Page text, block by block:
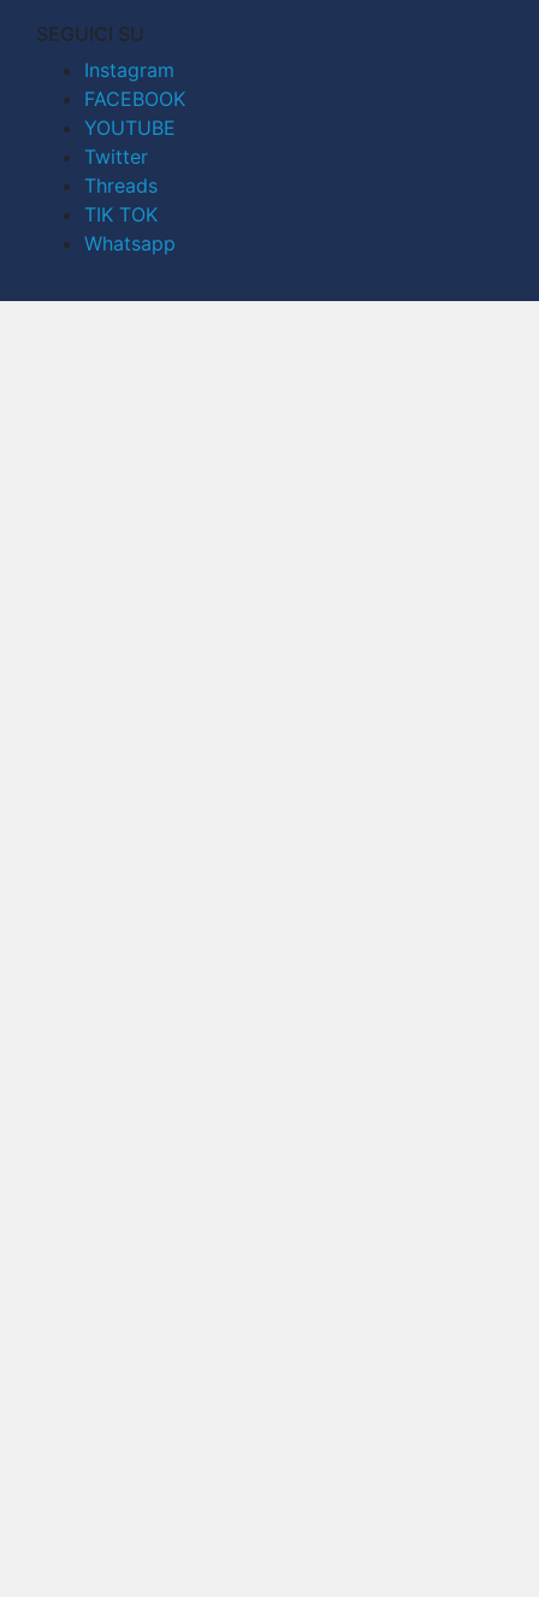
SEGUICI SU
Instagram
FACEBOOK
YOUTUBE
Twitter
Threads
TIK TOK
Whatsapp